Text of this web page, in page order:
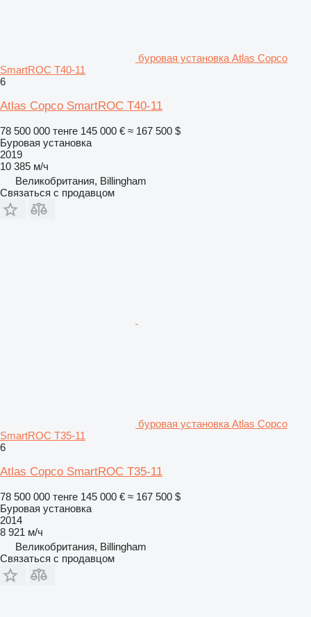
буровая установка Atlas Copco
SmartROC T40-11
6
Atlas Copco SmartROC T40-11
78 500 000 тенге 145 000 € ≈ 167 500 $
Буровая установка
2019
10 385 м/ч
Великобритания, Billingham
Связаться с продавцом
буровая установка Atlas Copco
SmartROC T35-11
6
Atlas Copco SmartROC T35-11
78 500 000 тенге 145 000 € ≈ 167 500 $
Буровая установка
2014
8 921 м/ч
Великобритания, Billingham
Связаться с продавцом